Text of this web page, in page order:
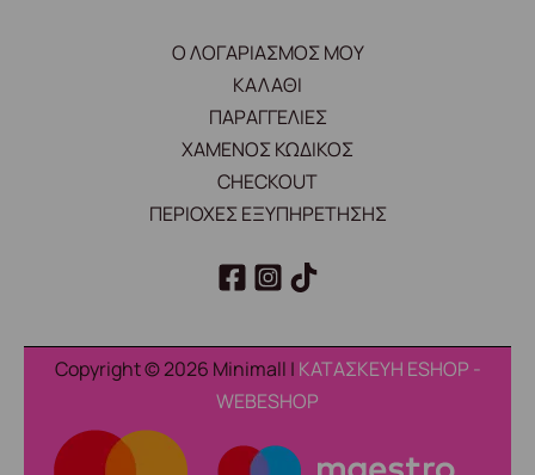
Ο ΛΟΓΑΡΙΑΣΜΟΣ ΜΟΥ
ΚΑΛΑΘΙ
ΠΑΡΑΓΓΕΛΙΕΣ
ΧΑΜΕΝΟΣ ΚΩΔΙΚΟΣ
CHECKOUT
ΠΕΡΙΟΧΕΣ ΕΞΥΠΗΡΕΤΗΣΗΣ
Copyright © 2026 Minimall | ΚΑΤΑΣΚΕΥΗ ESHOP -
WEBESHOP